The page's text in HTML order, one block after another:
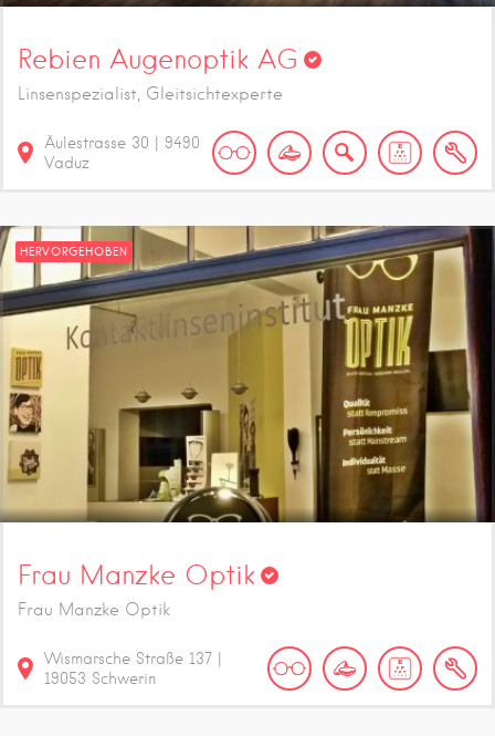
Rebien Augenoptik AG
Linsenspezialist, Gleitsichtexperte
Äulestrasse 30 | 9490
Vaduz
HERVORGEHOBEN
Frau Manzke Optik
Frau Manzke Optik
Wismarsche Straße 137
19053 Schwerin